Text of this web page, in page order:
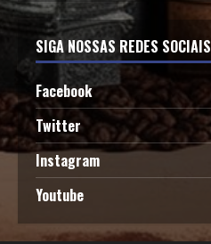
SIGA NOSSAS REDES SOCIAIS
Facebook
Twitter
Instagram
Youtube